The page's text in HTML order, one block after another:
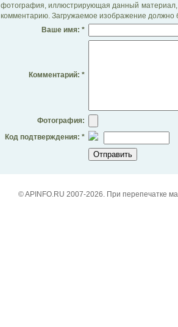
фотография, иллюстрирующая данный материал,
комментарию. Загружаемое изображение должно
Ваше имя: *
Комментарий: *
Фотография:
Код подтверждения: *
© APINFO.RU 2007-2026. При перепечатке